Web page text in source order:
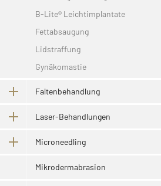
B-Lite® Leichtimplantate
Fettabsaugung
Lidstraffung
Gynäkomastie
Faltenbehandlung
Laser-Behandlungen
Microneedling
Mikrodermabrasion